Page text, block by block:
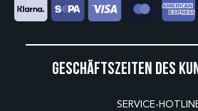
Geschäftszeiten des
SERVICE-